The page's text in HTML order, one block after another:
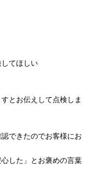
てほしい
とお伝えして点検しま
できたのでお客様にお
した」とお褒めの言葉